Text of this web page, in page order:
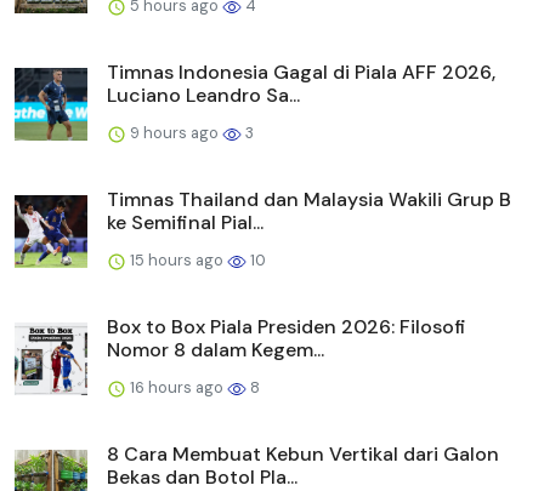
5 hours ago 4
Timnas Indonesia Gagal di Piala AFF 2026,
Luciano Leandro Sa...
9 hours ago 3
Timnas Thailand dan Malaysia Wakili Grup B
ke Semifinal Pial...
15 hours ago 10
Box to Box Piala Presiden 2026: Filosofi
Nomor 8 dalam Kegem...
16 hours ago 8
8 Cara Membuat Kebun Vertikal dari Galon
Bekas dan Botol Pla...